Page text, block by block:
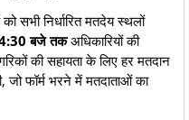
सभी निर्धारित मतदेय स्थलों
बजे तकअधिकारियों की
की सहायता के लिए हर मतदान
जो फॉर्म भरने में मतदाताओं का